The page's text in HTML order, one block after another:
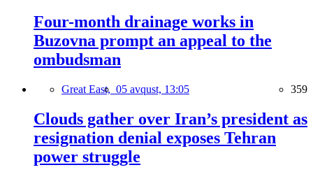
Four-month drainage works in
Buzovna prompt an appeal to the
ombudsman
Great East, 05 avqust, 13:05 359
Clouds gather over Iran’s president as
resignation denial exposes Tehran
power struggle